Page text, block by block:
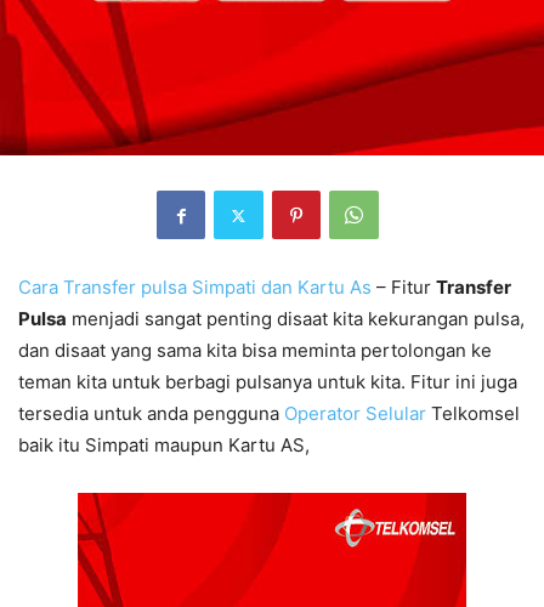
Cara Transfer pulsa Simpati dan Kartu As – Fitur Transfer
Pulsa menjadi sangat penting disaat kita kekurangan pulsa,
dan disaat yang sama kita bisa meminta pertolongan ke
teman kita untuk berbagi pulsanya untuk kita. Fitur ini juga
tersedia untuk anda pengguna Operator Selular Telkomsel
baik itu Simpati maupun Kartu AS,